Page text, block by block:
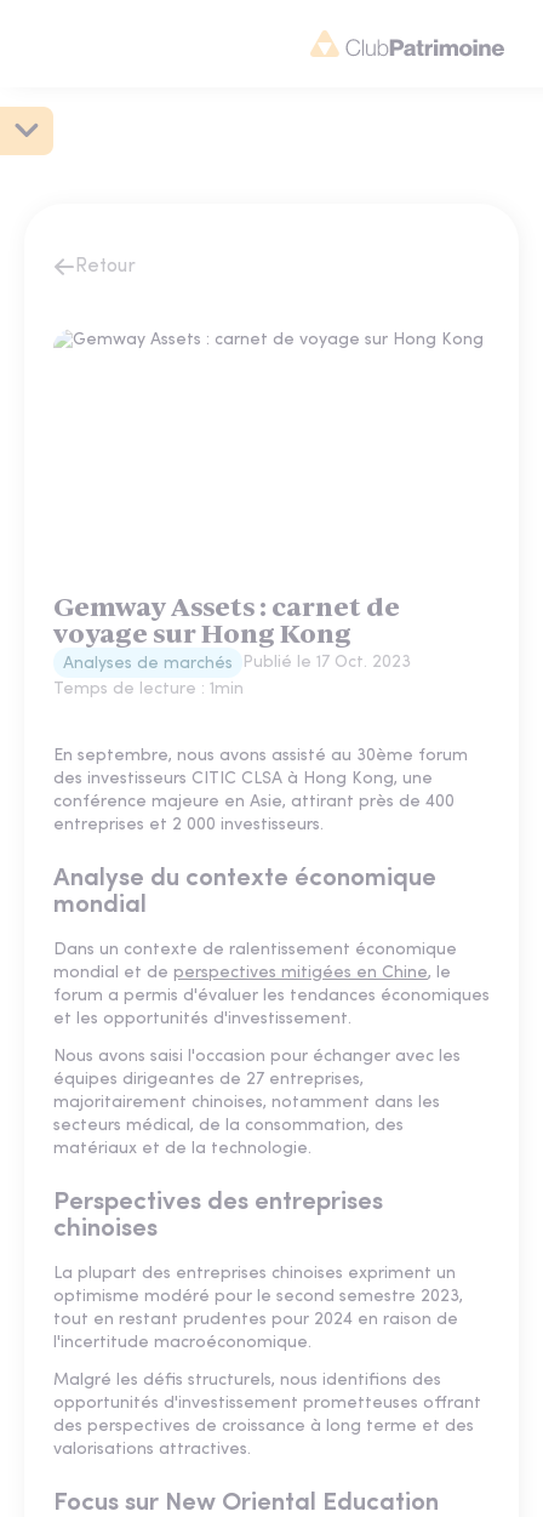
Retour
Gemway Assets : carnet de
voyage sur Hong Kong
Analyses de marchés Publié le 17 Oct. 2023
Temps de lecture : 1min
En septembre, nous avons assisté au 30ème forum
des investisseurs CITIC CLSA à Hong Kong, une
conférence majeure en Asie, attirant près de 400
entreprises et 2 000 investisseurs.
Analyse du contexte économique
mondial
Dans un contexte de ralentissement économique
mondial et de perspectives mitigées en Chine, le
forum a permis d'évaluer les tendances économiques
et les opportunités d'investissement.
Nous avons saisi l'occasion pour échanger avec les
équipes dirigeantes de 27 entreprises,
majoritairement chinoises, notamment dans les
secteurs médical, de la consommation, des
matériaux et de la technologie.
Perspectives des entreprises
chinoises
La plupart des entreprises chinoises expriment un
optimisme modéré pour le second semestre 2023,
tout en restant prudentes pour 2024 en raison de
l'incertitude macroéconomique.
Malgré les défis structurels, nous identifions des
opportunités d'investissement prometteuses offrant
des perspectives de croissance à long terme et des
valorisations attractives.
Focus sur New Oriental Education